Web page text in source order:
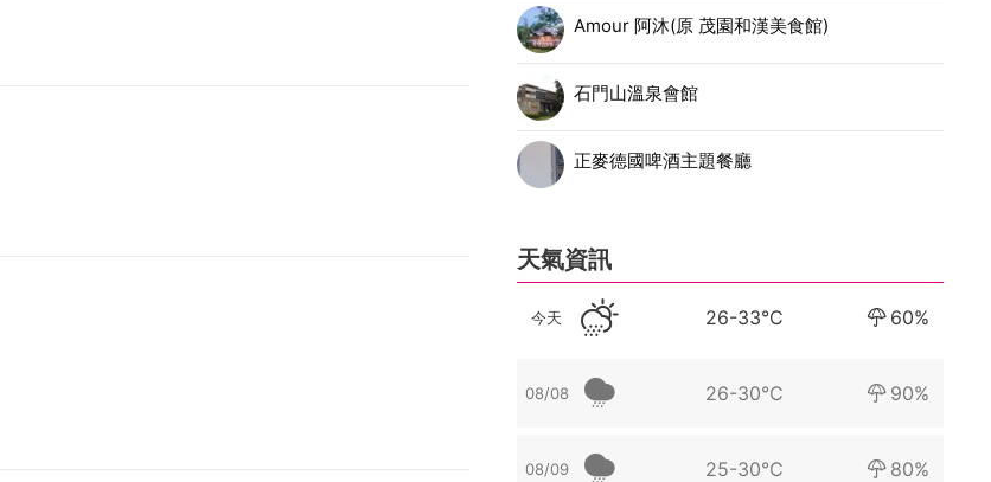
晚
氛圍
Amour 阿沐(原 茂園和漢美食館)
石門山溫泉會館
正麥德國啤酒主題餐廳
天氣資訊
今天 26-33°C 60%
08/08 26-30°C 90%
08/09 25-30°C 80%